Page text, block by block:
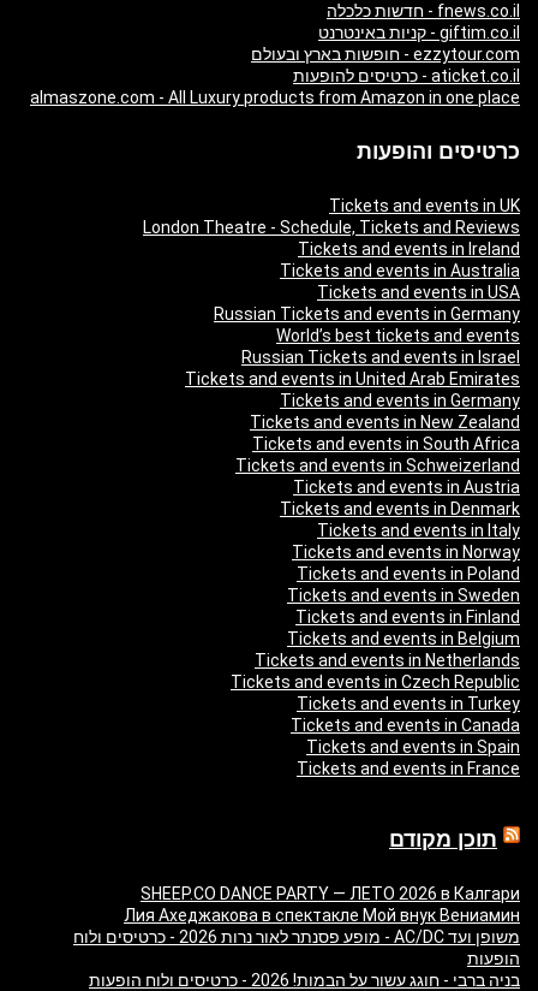
fnews.co.il - חדשות כלכלה
giftim.co.il - קניות באינטרנט
ezzytour.com - חופשות בארץ ובעולם
aticket.co.il - כרטיסים להופעות
almaszone.com - All Luxury products from Amazon in one place
כרטיסים והופעות
Tickets and events in UK
London Theatre - Schedule, Tickets and Reviews
Tickets and events in Ireland
Tickets and events in Australia
Tickets and events in USA
Russian Tickets and events in Germany
World’s best tickets and events
Russian Tickets and events in Israel
Tickets and events in United Arab Emirates
Tickets and events in Germany
Tickets and events in New Zealand
Tickets and events in South Africa
Tickets and events in Schweizerland
Tickets and events in Austria
Tickets and events in Denmark
Tickets and events in Italy
Tickets and events in Norway
Tickets and events in Poland
Tickets and events in Sweden
Tickets and events in Finland
Tickets and events in Belgium
Tickets and events in Netherlands
Tickets and events in Czech Republic
Tickets and events in Turkey
Tickets and events in Canada
Tickets and events in Spain
Tickets and events in France
תוכן מקודם
SHEEP.CO DANCE PARTY — ЛЕТО 2026 в Калгари
Лия Ахеджакова в спектакле Мой внук Вениамин
משופן ועד AC/DC - מופע פסנתר לאור נרות 2026 - כרטיסים ולוח
הופעות
בניה ברבי - חוגג עשור על הבמות! 2026 - כרטיסים ולוח הופעות